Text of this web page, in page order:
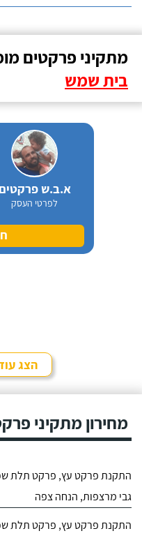
מתקיני פרקטים
בית שמש
א.ב.ש פרקטים
לפרטי העסק
הצג
מחירון מתקיני
התקנת פרקט עץ, פרקט תלת
גבי מרצפות, הנחה צפה
התקנת פרקט עץ, פרקט תלת